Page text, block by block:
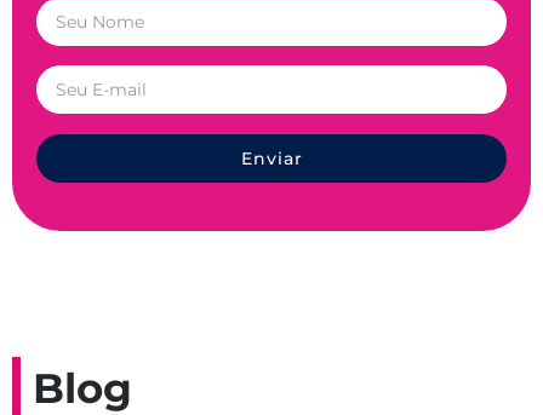
Enviar
Blog